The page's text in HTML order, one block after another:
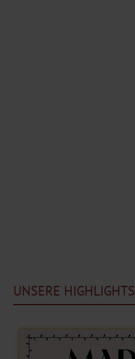
UNSERE HIGHLIGHTS